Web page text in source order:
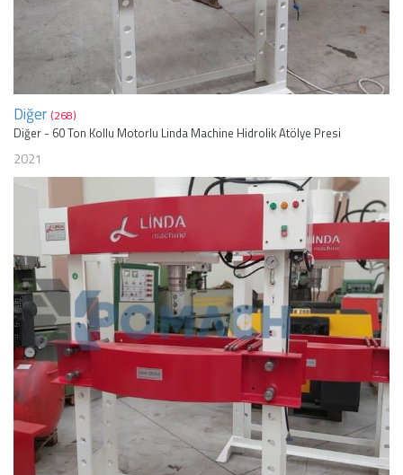
Diğer (268)
Diğer - 60 Ton Kollu Motorlu Linda Machine Hidrolik Atölye Presi
2021